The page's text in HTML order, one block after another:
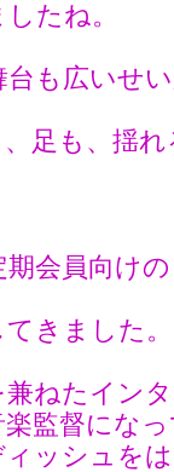
たね。
も広いせ
足も、揺
会員向け
きました。
ねたイン
監督にな
ッシュを